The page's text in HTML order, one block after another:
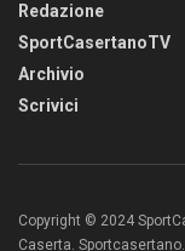
Redazione
SportCasertanoTV
Archivio
Scrivici
Copyright © 2024
Caserta.